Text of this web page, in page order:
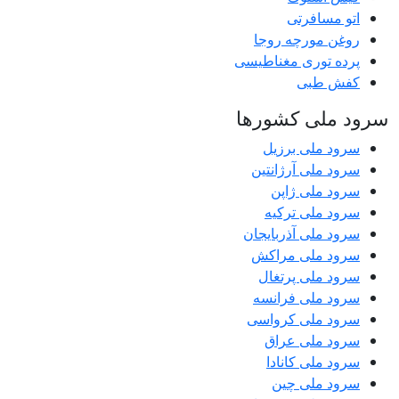
اتو مسافرتی
روغن مورچه روجا
پرده توری مغناطیسی
کفش طبی
سرود ملی کشورها
سرود ملی برزیل
سرود ملی آرژانتین
سرود ملی ژاپن
سرود ملی ترکیه
سرود ملی آذربایجان
سرود ملی مراکش
سرود ملی پرتغال
سرود ملی فرانسه
سرود ملی کرواسی
سرود ملی عراق
سرود ملی کانادا
سرود ملی چین